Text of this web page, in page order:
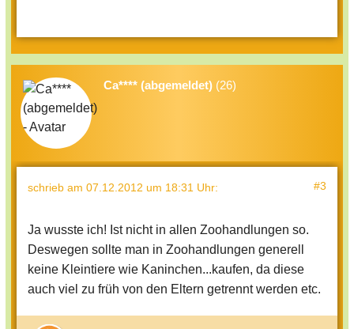
Ca**** (abgemeldet) (26)
schrieb am 07.12.2012 um 18:31 Uhr: #3
Ja wusste ich! Ist nicht in allen Zoohandlungen so.
Deswegen sollte man in Zoohandlungen generell
keine Kleintiere wie Kaninchen...kaufen, da diese
auch viel zu früh von den Eltern getrennt werden etc.